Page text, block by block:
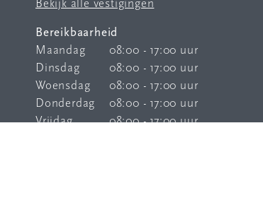
Bekijk alle vestigingen
Bereikbaarheid
Maandag
08:00 - 17:00 uur
Dinsdag
08:00 - 17:00 uur
Woensdag
08:00 - 17:00 uur
Donderdag
08:00 - 17:00 uur
Vrijdag
08:00 - 17:00 uur